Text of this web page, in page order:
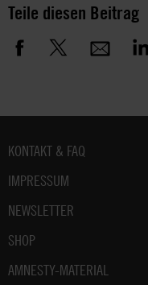
Teile diesen Beitrag
Fußbereich
KONTAKT & FAQ
IMPRESSUM
NEWSLETTER
SHOP
AMNESTY-MATERIAL